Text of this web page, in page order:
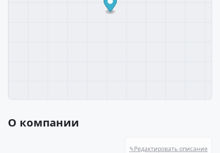
О компании
✎Редактировать описание